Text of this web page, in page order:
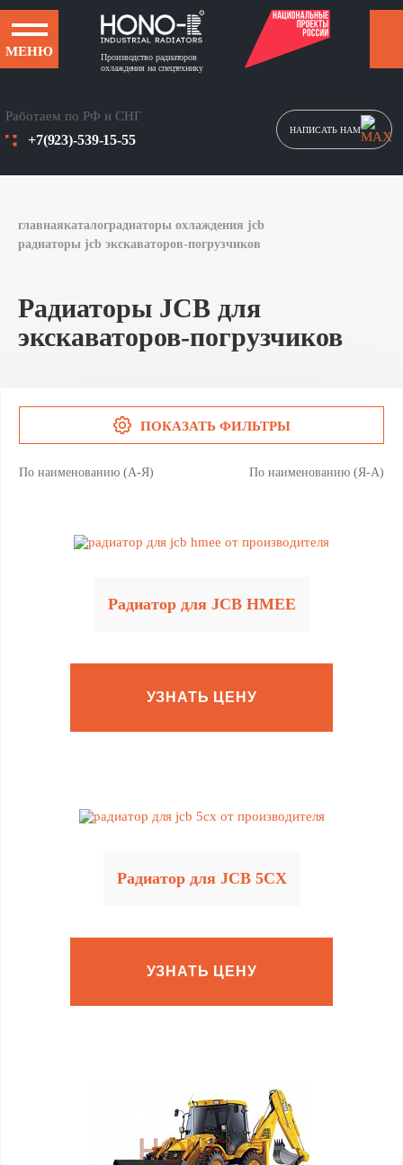
МЕНЮ
Производство радиаторов
охлаждения на спецтехнику
НАПИСАТЬ НАМ
Работаем по РФ и СНГ
+7(923)-539-15-55
главнаякаталоградиаторы охлаждения jcb
радиаторы jcb экскаваторов-погрузчиков
Радиаторы JCB для
экскаваторов-погрузчиков
ПОКАЗАТЬ ФИЛЬТРЫ
По наименованию (А-Я) По наименованию (Я-А)
Радиатор для JCB HMEE
УЗНАТЬ ЦЕНУ
Радиатор для JCB 5CX
УЗНАТЬ ЦЕНУ